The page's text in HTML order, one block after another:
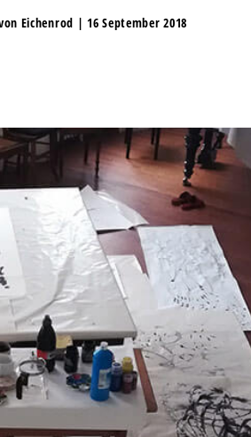
Eichenrod | 16 September 2018